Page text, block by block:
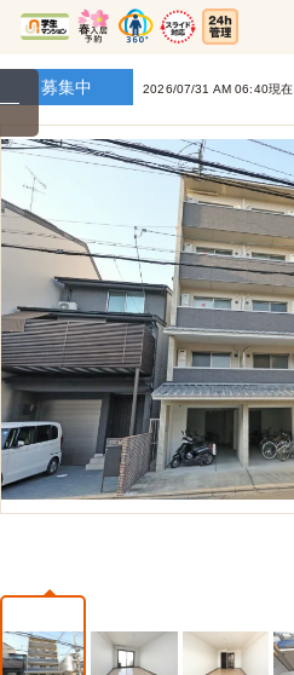
募集中 2026/07/31 AM 06:40現在